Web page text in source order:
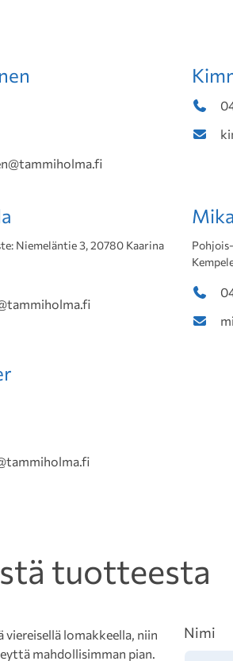
Niemeläntie 3, 20780 Kaarina
tuotteesta
viereisellä lomakkeella, niin
mahdollisimman pian.
Nimi